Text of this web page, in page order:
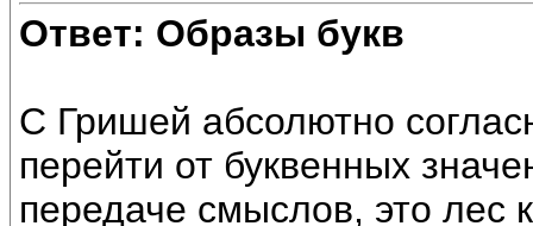
Ответ: Образы букв
С Гришей абсолютно
перейти от буквенных
передаче смыслов, это лес